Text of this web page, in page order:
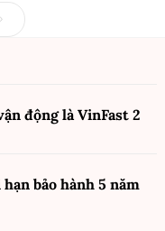
động là VinFast 2
bảo hành 5 năm